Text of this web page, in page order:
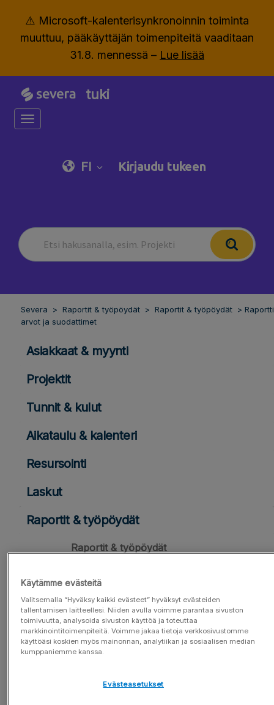
⚠️ Microsoft-kalenterisynkronoinnin toiminta
muuttuu, pääkäyttäjän toimenpiteitä vaaditaan
31.8. mennessä – Lue lisää
tuki
Toggle navigation
FI Kirjaudu tukeen
Severa Raportit & työpöydät Raportit & työpöydät
arvot ja suodattimet
Asiakkaat & myynti
Projektit
Tunnit & kulut
Aikataulu & kalenteri
Resursointi
Laskut
Raportit & työpöydät
Raportit & työpöydät
Raporttigalleria
Raportin luominen
Raporttien arvot ja suodattimet
KPI-lukujen raportointi
Käytämme evästeitä
Valitsemalla “Hyväksy kaikki evästeet” hyväksyt evästeiden
tallentamisen laitteellesi. Niiden avulla voimme parantaa sivuston
toimivuutta, analysoida sivuston käyttöä ja toteuttaa
markkinointitoimenpiteitä. Voimme jakaa tietoja verkkosivustomme
käyttöäsi koskien myös mainonnan, analytiikan ja sosiaalisen median
kumppaniemme kanssa.
Evästeasetukset